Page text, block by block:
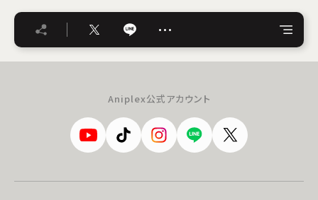
…
Aniplex公式アカウント